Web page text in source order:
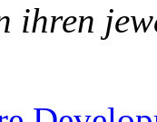
ihren